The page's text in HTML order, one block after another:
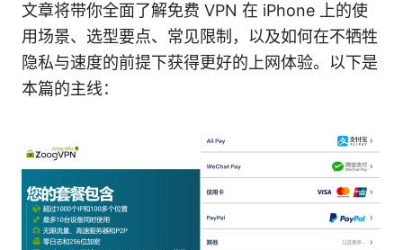
文章将带你全面了解免费 VPN 在 iPhone 上的使
用场景、选型要点、常见限制，以及如何在不牺牲
隐私与速度的前提下获得更好的上网体验。以下是
本篇的主线：